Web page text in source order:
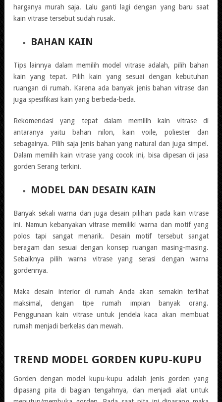
harganya murah saja. Lalu ganti lagi dengan yang baru saat
kain vitrase tersebut sudah rusak.
BAHAN KAIN
Tips lainnya dalam memilih model vitrase adalah, pilih bahan
kain yang tepat. Pilih kain yang sesuai dengan kebutuhan
ruangan di rumah. Karena ada banyak jenis bahan vitrase dan
juga spesifikasi kain yang berbeda-beda.
Rekomendasi yang tepat dalam memilih kain vitrase di
antaranya yaitu bahan nilon, kain voile, poliester dan
sebagainya. Pilih saja jenis bahan yang natural dan juga simpel.
Dalam memilih kain vitrase yang cocok ini, bisa dipesan di jasa
gorden Serang terkini.
MODEL DAN DESAIN KAIN
Banyak sekali warna dan juga desain pilihan pada kain vitrase
ini. Namun kebanyakan vitrase memiliki warna dan motif yang
polos tapi sangat menarik. Desain motif tersebut sangat
beragam dan sesuai dengan konsep ruangan masing-masing.
Sebaiknya pilih warna vitrase yang serasi dengan warna
gordennya.
Maka desain interior di rumah Anda akan semakin terlihat
maksimal, dengan tipe rumah impian banyak orang.
Penggunaan kain vitrase untuk jendela kaca akan membuat
rumah menjadi berkelas dan mewah.
TREND MODEL GORDEN KUPU-KUPU
Gorden dengan model kupu-kupu adalah jenis gorden yang
dipasang pita di bagian tengahnya, dan menjadi alat untuk